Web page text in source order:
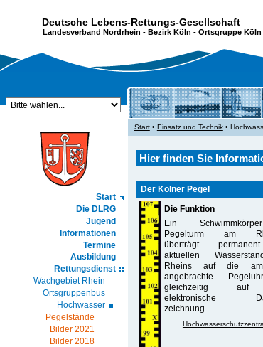
Deutsche Lebens-Rettungs-Gesellschaft
Landesverband Nordrhein - Bezirk Köln - Ortsgruppe Köln
Start
Die DLRG
Jugend
Informationen
Termine
Ausbildung
Rettungsdienst
Wachgebiet Rhein
Ortsgruppenbus
Hochwasser
Pegelstände
Bilder 2021
Bilder 2018
Start• Einsatz und Technik•
Hier finden Sie
Der Kölner Pegel
Die Funktion
Ein
Pegelturm am
überträgt
aktuellen
Rheins auf die
angebrachte
gleichzeitig
elektronische
zeichnung.